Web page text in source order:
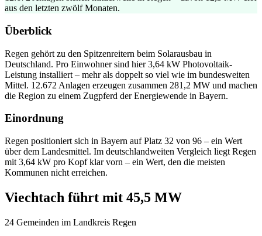
aus den letzten zwölf Monaten.
Überblick
Regen gehört zu den Spitzenreitern beim Solarausbau in
Deutschland. Pro Einwohner sind hier 3,64 kW Photovoltaik-
Leistung installiert – mehr als doppelt so viel wie im bundesweiten
Mittel. 12.672 Anlagen erzeugen zusammen 281,2 MW und machen
die Region zu einem Zugpferd der Energiewende in Bayern.
Einordnung
Regen positioniert sich in Bayern auf Platz 32 von 96 – ein Wert
über dem Landesmittel. Im deutschlandweiten Vergleich liegt Regen
mit 3,64 kW pro Kopf klar vorn – ein Wert, den die meisten
Kommunen nicht erreichen.
Viechtach führt mit 45,5 MW
24 Gemeinden im Landkreis Regen